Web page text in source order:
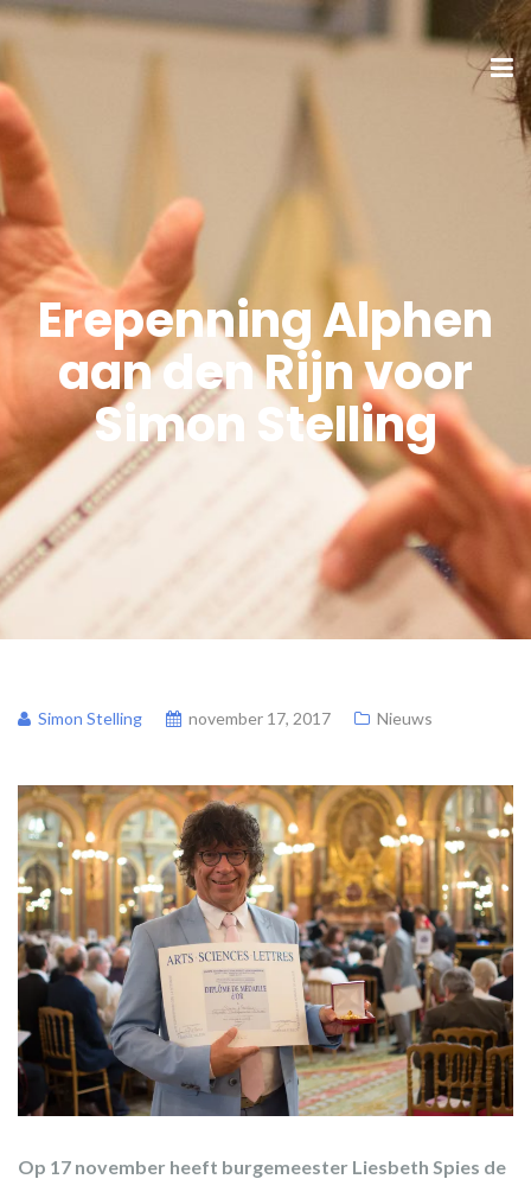
Erepenning Alphen
aan den Rijn voor
Simon Stelling
Simon Stelling november 17, 2017 Nieuws
Op 17 november heeft burgemeester Liesbeth Spies de